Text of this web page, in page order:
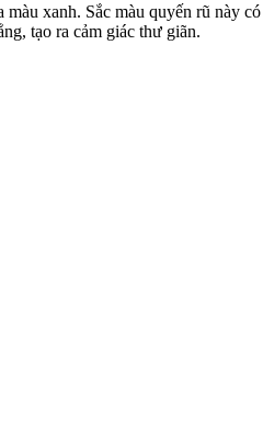
xanh. Sắc màu quyến rũ này
tạo ra cảm giác thư giãn.